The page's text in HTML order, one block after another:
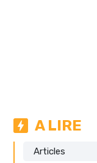
A LIRE
Articles